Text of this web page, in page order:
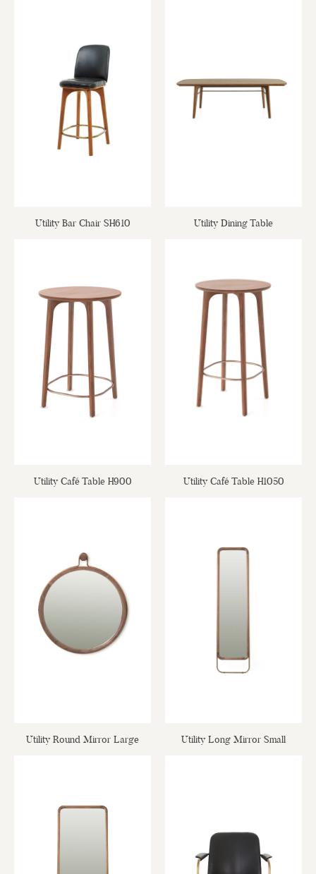
Utility Bar Chair SH610 Utility Dining Table
Utility Café Table H900 Utility Café Table H1050
Utility Round Mirror Large Utility Long Mirror Small